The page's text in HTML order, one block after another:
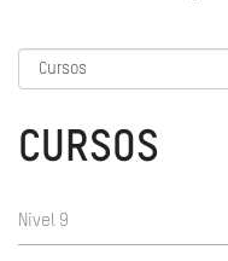
CURSOS
Nivel 9